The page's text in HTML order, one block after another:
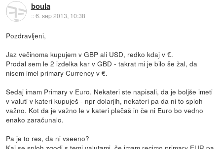
boula
::6. sep 2013, 10:38
Pozdravljeni,
Jaz večinoma kupujem v GBP ali USD, redko kdaj v €.
Prodal sem le 2 izdelka kar v GBD - takrat mi je bilo še žal, da
nisem imel primary Currency v €.
Sedaj imam Primary v Euro. Nekateri ste napisali, da je boljše imeti
v valuti v kateri kupuješ - npr dolarjih, nekateri pa da ni to sploh
važno. Kot da je važno le v kateri plačaš in če ni Euro bo vedno
enako zaračunalo.
Pa je to res, da ni vseeno?